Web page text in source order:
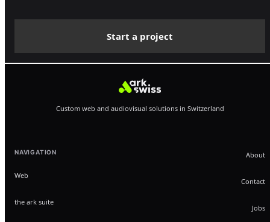
Start a project
Custom web and audiovisual solutions in Switzerland
NAVIGATION
Web
the ark suite
About
Contact
Jobs